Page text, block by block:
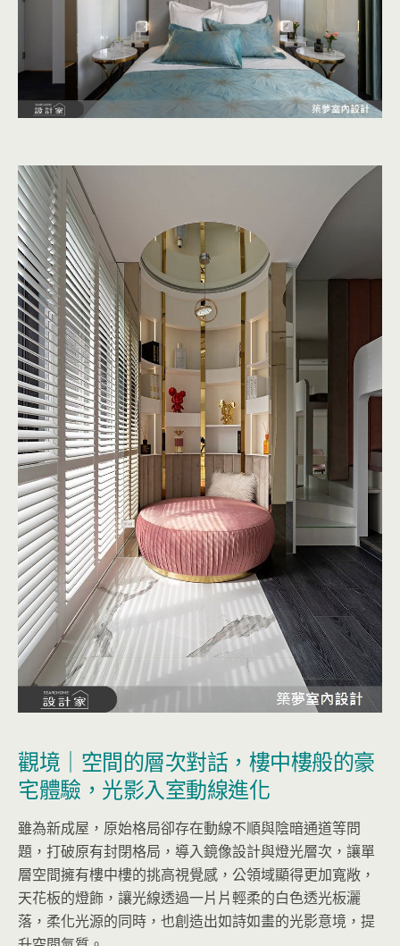
觀境｜空間的層次對話，樓中樓般的豪
宅體驗，光影入室動線進化
雖為新成屋，原始格局卻存在動線不順與陰暗通道等問
題，打破原有封閉格局，導入鏡像設計與燈光層次，讓單
層空間擁有樓中樓的挑高視覺感，公領域顯得更加寬敞，
天花板的燈飾，讓光線透過一片片輕柔的白色透光板灑
落，柔化光源的同時，也創造出如詩如畫的光影意境，提